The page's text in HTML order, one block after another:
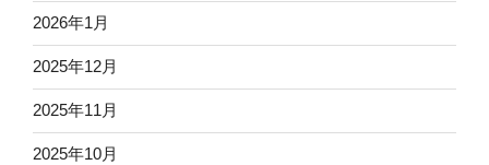
2026年1月
2025年12月
2025年11月
2025年10月